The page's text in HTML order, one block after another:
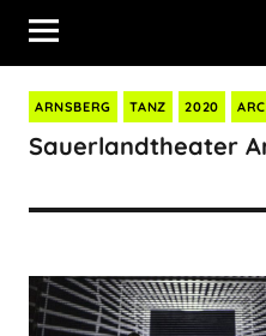
ARNSBERG TANZ 2020
Sauerlandtheater